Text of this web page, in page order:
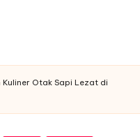
Otak Sapi Lezat di